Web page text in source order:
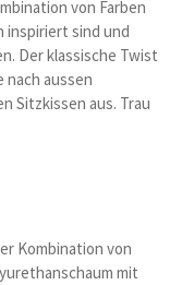
von Farben
inspiriert sind und
Der klassische Twist
nach aussen
Sitzkissen aus. Trau
Kombination von
mit